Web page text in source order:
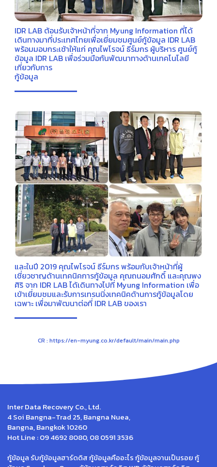
IDR LAB ต้อนรับเจ้าหน้าที่จาก Myung Information ที่ได้
เดินทางมาที่ประเทศไทยเพื่อเยี่ยมชมศูนย์กู้ข้อมูล IDR LAB
พร้อมมอบกระเช้าให้แก่ คุณไพโรจน์ ธีร์มกร ผู้บริหาร ศูนย์กู้
ข้อมูล IDR LAB เพื่อร่วมมือกันพัฒนาทางด้านเทคโนโลยี
เกี่ยวกับการ
กู้ข้อมูล
และในปี 2019 คุณไพโรจน์ ธีร์มกร พร้อมกับเจ้าหน้าที่ผู้
เชี่ยวชาญด้านเทคนิคการกู้ข้อมูล คุณถนอมศักดิ์ และคุณพง
ศิริ จาก IDR LAB ได้เดินทางไปที่ Myung Information เพื่อ
เข้าเยี่ยมชมและรับการเทรนนิ่งเทคนิคด้านการกู้ข้อมูลโดย
เฉพาะ เพื่อมาพัฒนาต่อที่ IDR LAB ของเรา
CR : https://en-myung.co.kr/default/main/main.php
Inter Data Recovery Co., Ltd.
4 Soi Bangna-Trad 25, Bangna Nuea,
Bangna, Bangkok 10260
Hot Line : 09 4692 8080, 08 0591 3536
กู้ข้อมูล รับกู้ข้อมูลฮาร์ดดิส กู้ข้อมูลคืออะไร กู้ข้อมูลจานเป็นรอย กู้